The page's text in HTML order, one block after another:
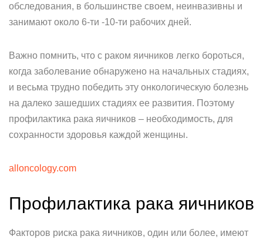
обследования, в большинстве своем, неинвазивны и
занимают около 6-ти -10-ти рабочих дней.
Важно помнить, что с раком яичников легко бороться,
когда заболевание обнаружено на начальных стадиях,
и весьма трудно победить эту онкологическую болезнь
на далеко зашедших стадиях ее развития. Поэтому
профилактика рака яичников – необходимость, для
сохранности здоровья каждой женщины.
alloncology.com
Профилактика рака яичников
Факторов риска рака яичников, один или более, имеют